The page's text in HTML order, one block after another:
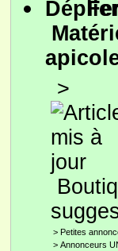
>
> Petites
> Annonceurs